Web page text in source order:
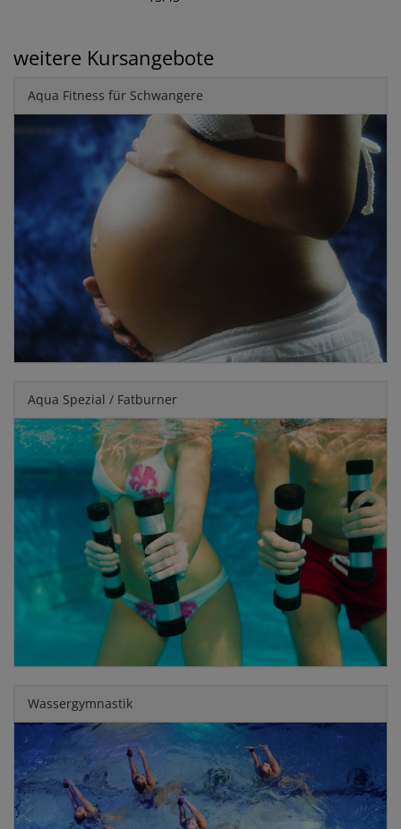
weitere Kursangebote
Aqua Fitness für Schwangere
Aqua Spezial / Fatburner
Wassergymnastik